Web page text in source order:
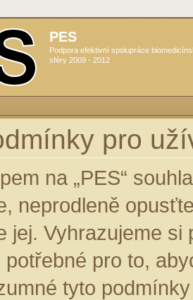
PES
Podpora efektivní spolupráce
sféry 2009 - 2012
pro
na „PES“
neprodleně
jej. Vyhrazujeme
pro to,
tyto